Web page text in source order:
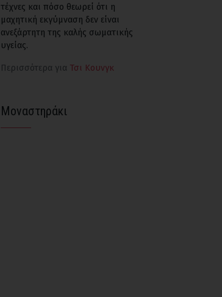
τέχνες και πόσο θεωρεί ότι η
μαχητική εκγύμναση δεν είναι
ανεξάρτητη της καλής σωματικής
υγείας.
Περισσότερα για Τσι Κουνγκ
Μοναστηράκι